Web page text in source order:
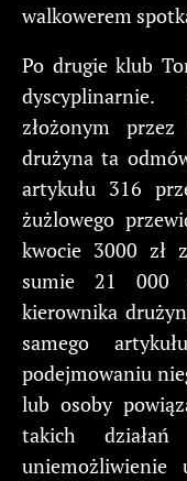
walkowerem
Po drugie klub
złożonym
drużyna ta
artykułu 316
żużlowego
kwocie 3000 zł
sumie 21 000
kierownika
samego
podejmowaniu
lub osoby
takich
uniemożliwienie